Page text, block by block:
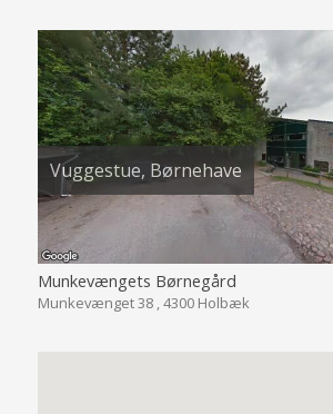
Vuggestue, Børnehave
Munkevængets Børnegård
Munkevænget 38 , 4300 Holbæk